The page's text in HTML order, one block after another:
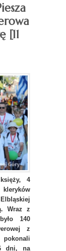
[11
4
Wraz z
140
z
pokonali
dni, na